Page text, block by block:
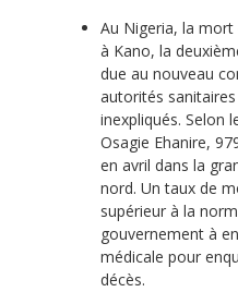
Au Nigeria, la mort
à Kano, la
due au nouveau
autorités
inexpliqués. Selon
Osagie Ehanire,
en avril dans la
nord. Un taux de
supérieur à la
gouvernement à
médicale pour
décès.